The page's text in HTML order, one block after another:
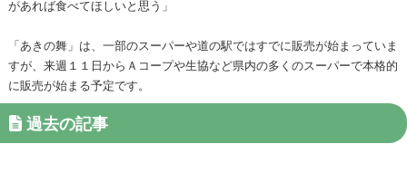
があれば食べてほしいと思う」
「あきの舞」は、一部のスーパーや道の駅ではすでに販売が始まっていま
すが、来週１１日からＡコープや生協など県内の多くのスーパーで本格的
に販売が始まる予定です。
過去の記事